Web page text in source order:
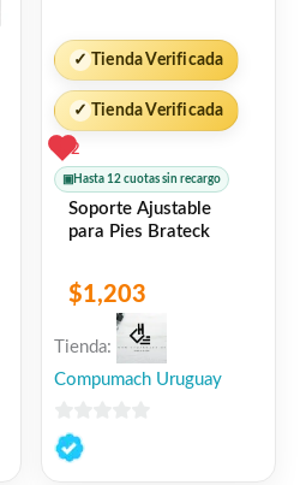
✓ Tienda Verificada
✓ Tienda Verificada
2
▣ Hasta 12 cuotas sin recargo
Soporte Ajustable
para Pies Brateck
$1,203
Tienda:
Compumach Uruguay
0
de